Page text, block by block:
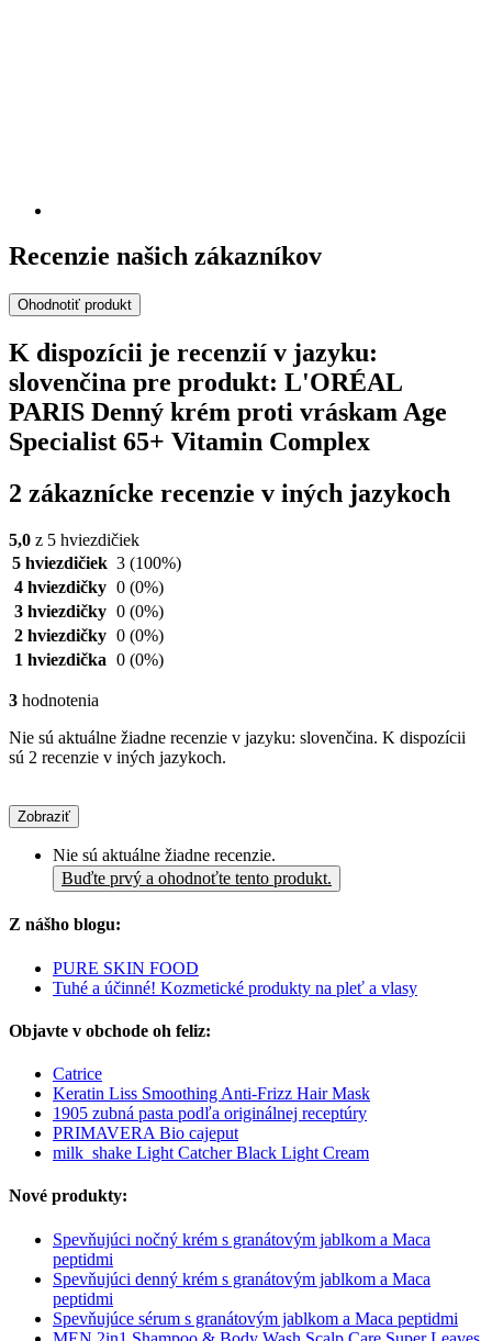
Recenzie našich zákazníkov
Ohodnotiť produkt
K dispozícii je recenzií v jazyku:
slovenčina pre produkt: L'ORÉAL
PARIS Denný krém proti vráskam Age
Specialist 65+ Vitamin Complex
2 zákaznícke recenzie v iných jazykoch
5,0 z 5 hviezdičiek
5 hviezdičiek 3 (100%)
4 hviezdičky 0 (0%)
3 hviezdičky 0 (0%)
2 hviezdičky 0 (0%)
1 hviezdička 0 (0%)
3 hodnotenia
Nie sú aktuálne žiadne recenzie v jazyku: slovenčina. K dispozícii
sú 2 recenzie v iných jazykoch.
Zobraziť
Nie sú aktuálne žiadne recenzie.
Buďte prvý a ohodnoťte tento produkt.
Z nášho blogu:
PURE SKIN FOOD
Tuhé a účinné! Kozmetické produkty na pleť a vlasy
Objavte v obchode oh feliz:
Catrice
Keratin Liss Smoothing Anti-Frizz Hair Mask
1905 zubná pasta podľa originálnej receptúry
PRIMAVERA Bio cajeput
milk_shake Light Catcher Black Light Cream
Nové produkty:
Spevňujúci nočný krém s granátovým jablkom a Maca
peptidmi
Spevňujúci denný krém s granátovým jablkom a Maca
peptidmi
Spevňujúce sérum s granátovým jablkom a Maca peptidmi